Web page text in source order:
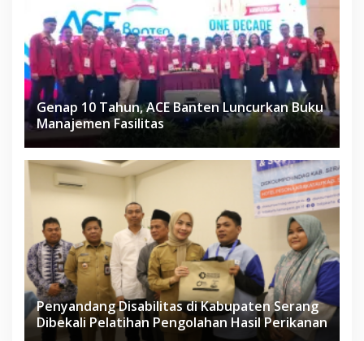
Genap 10 Tahun, ACE Banten Luncurkan Buku
Manajemen Fasilitas
Penyandang Disabilitas di Kabupaten Serang
Dibekali Pelatihan Pengolahan Hasil Perikanan